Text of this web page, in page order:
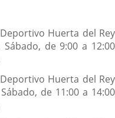
Huerta del Rey
de 9:00 a 12:00
Huerta del Rey
de 11:00 a 14:00